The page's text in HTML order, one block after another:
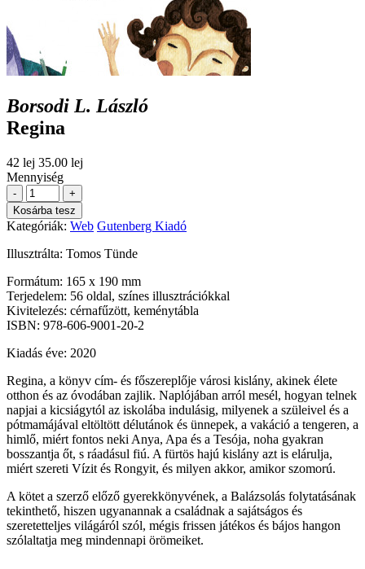
Borsodi L. László
Regina
42 lej 35.00 lej
Mennyiség
-
+
Kosárba tesz
Kategóriák: Web Gutenberg Kiadó
Illusztrálta: Tomos Tünde
Formátum: 165 x 190 mm
Terjedelem: 56 oldal, színes illusztrációkkal
Kivitelezés: cérnafűzött, keménytábla
ISBN: 978-606-9001-20-2
Kiadás éve: 2020
Regina, a könyv cím- és főszereplője városi kislány, akinek élete
otthon és az óvodában zajlik. Naplójában arról mesél, hogyan telnek
napjai a kicsiágytól az iskolába indulásig, milyenek a szüleivel és a
pótmamájával eltöltött délutánok és ünnepek, a vakáció a tengeren, a
himlő, miért fontos neki Anya, Apa és a Tesója, noha gyakran
bosszantja őt, s ráadásul fiú. A fürtös hajú kislány azt is elárulja,
miért szereti Vízit és Rongyit, és milyen akkor, amikor szomorú.
A kötet a szerző előző gyerekkönyvének, a Balázsolás folytatásának
tekinthető, hiszen ugyanannak a családnak a sajátságos és
szeretetteljes világáról szól, mégis frissen játékos és bájos hangon
szólaltatja meg mindennapi örömeiket.